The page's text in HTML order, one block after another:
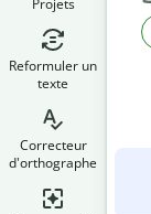
Projets
Reformuler un
texte
Correcteur
d'orthographe